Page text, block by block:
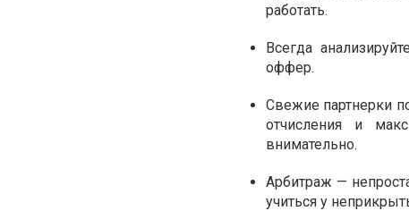
работать.
Всегда
оффер.
Свежие партнерки
отчисления и
внимательно.
Арбитраж —
учиться у